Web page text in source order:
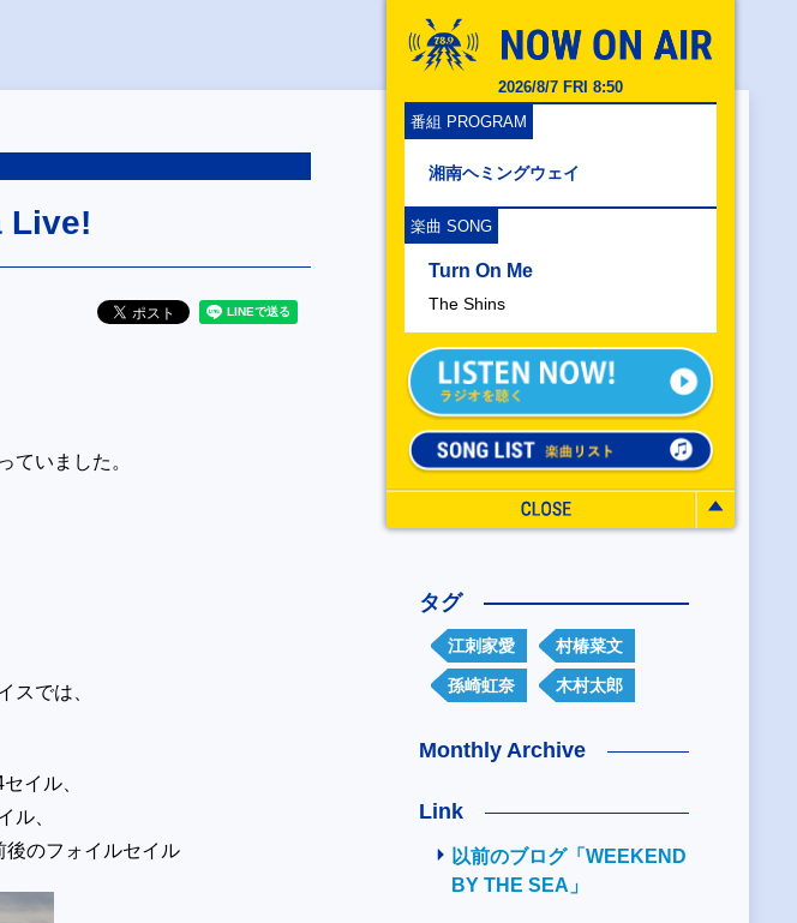
2026/8/7 FRI 8:50
番組 PROGRAM
湘南ヘミングウェイ
楽曲 SONG
Turn On Me
The Shins
Live!
ていました。
スでは、
イル、
ル、
後のフォイルセイル
タグ
江刺家愛 村椿菜文
孫崎虹奈 木村太郎
Monthly Archive
Link
以前のブログ「WEEKEND
BY THE SEA」